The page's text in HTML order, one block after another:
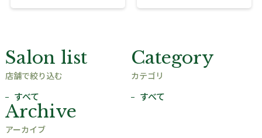
Salon list
店舗で絞り込む
すべて
Category
カテゴリ
すべて
Archive
アーカイブ